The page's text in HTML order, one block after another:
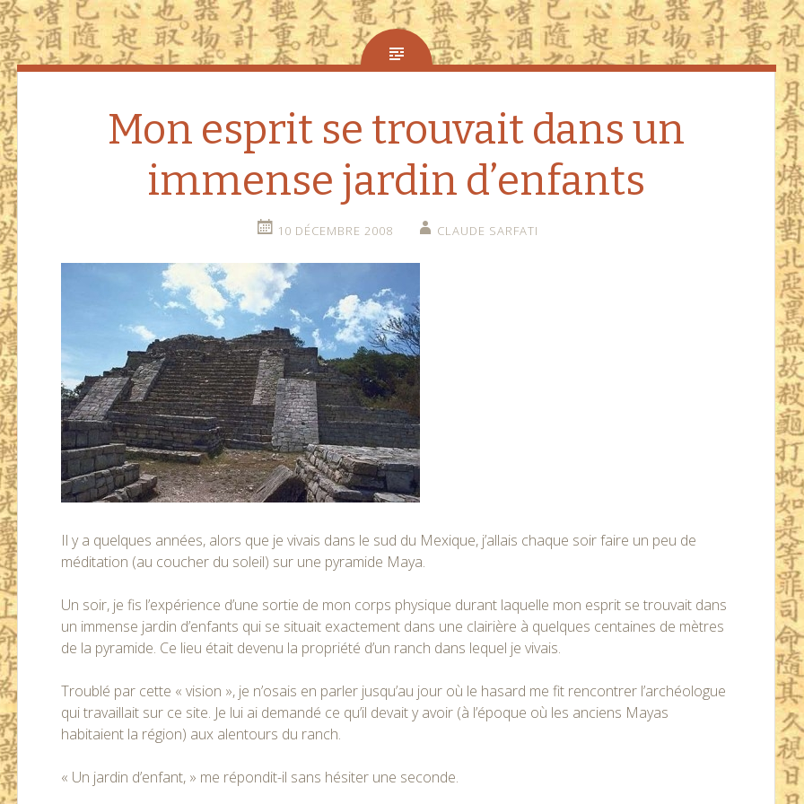
Mon esprit se trouvait dans un
immense jardin d’enfants
10 DÉCEMBRE 2008 CLAUDE SARFATI
Il y a quelques années, alors que je vivais dans le sud du Mexique, j’allais chaque soir faire un peu de
méditation (au coucher du soleil) sur une pyramide Maya.
Un soir, je fis l’expérience d’une sortie de mon corps physique durant laquelle mon esprit se trouvait dans
un immense jardin d’enfants qui se situait exactement dans une clairière à quelques centaines de mètres
de la pyramide. Ce lieu était devenu la propriété d’un ranch dans lequel je vivais.
Troublé par cette « vision », je n’osais en parler jusqu’au jour où le hasard me fit rencontrer l’archéologue
qui travaillait sur ce site. Je lui ai demandé ce qu’il devait y avoir (à l’époque où les anciens Mayas
habitaient la région) aux alentours du ranch.
« Un jardin d’enfant, » me répondit-il sans hésiter une seconde.